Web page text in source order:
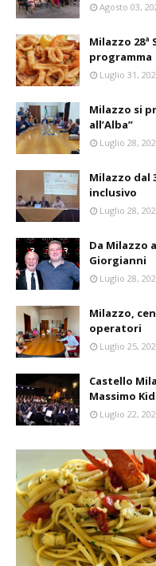
Agosto 03,
Milazzo 28ª
programma
Luglio 31,
Milazzo si
all’Alba”
Luglio 28,
Milazzo dal
inclusivo
Luglio 28,
Da Milazzo
Giorgianni
Luglio 28,
Milazzo,
operatori
Luglio 25,
Castello
Massimo
Luglio 22,